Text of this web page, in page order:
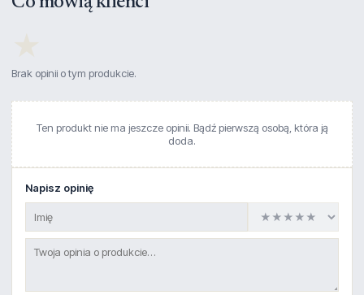
Brak opinii o tym produkcie.
Ten produkt nie ma jeszcze opinii. Bądź pierwszą osobą, która ją
doda.
Napisz opinię